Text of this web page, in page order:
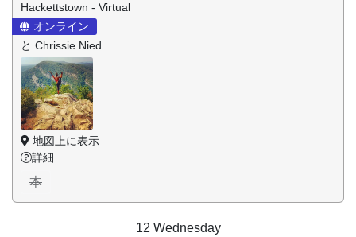
Hackettstown - Virtual
オンライン
と Chrissie Nied
地図上に表示
詳細
本
12 Wednesday